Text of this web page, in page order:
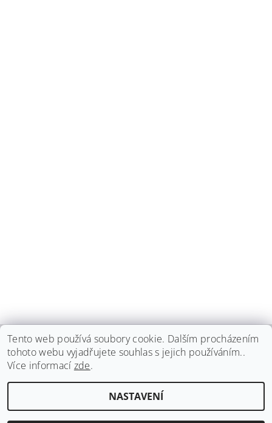
haspadent.cz
HASPA dent, spol. s r.o., všechna práva vyhrazena
cookies
Tento web používá soubory cookie. Dalším procházením
tohoto webu vyjadřujete souhlas s jejich používáním..
Více informací zde.
NASTAVENÍ